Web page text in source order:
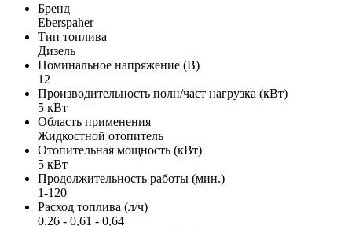
Бренд
Eberspaher
Тип топлива
Дизель
Номинальное напряжение (В)
12
Производительность полн/част нагрузка (кВт)
5 кВт
Область применения
Жидкостной отопитель
Отопительная мощность (кВт)
5 кВт
Продолжительность работы (мин.)
1-120
Расход топлива (л/ч)
0.26 - 0,61 - 0,64